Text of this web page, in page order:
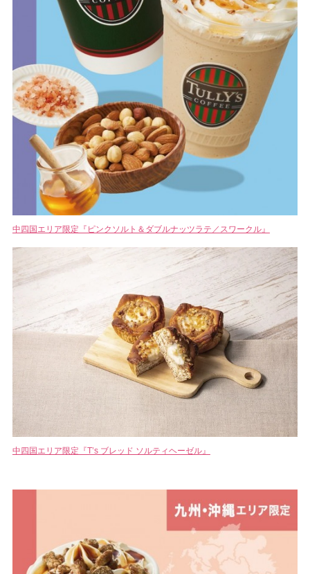
中四国エリア限定『ピンクソルト＆ダブルナッツラテ／スワークル』
中四国エリア限定『T’s ブレッド ソルティヘーゼル』